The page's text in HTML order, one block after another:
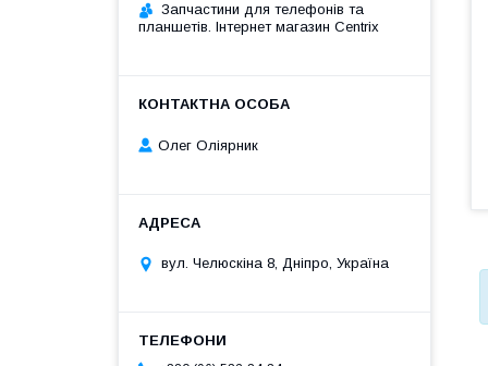
Запчастини для телефонів та
планшетів. Інтернет магазин Centrix
Олег Оліярник
вул. Челюскіна 8, Дніпро, Україна